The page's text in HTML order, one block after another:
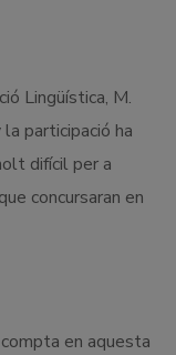
Lingüística, M.
participació ha
difícil per a
concursaran en
en aquesta